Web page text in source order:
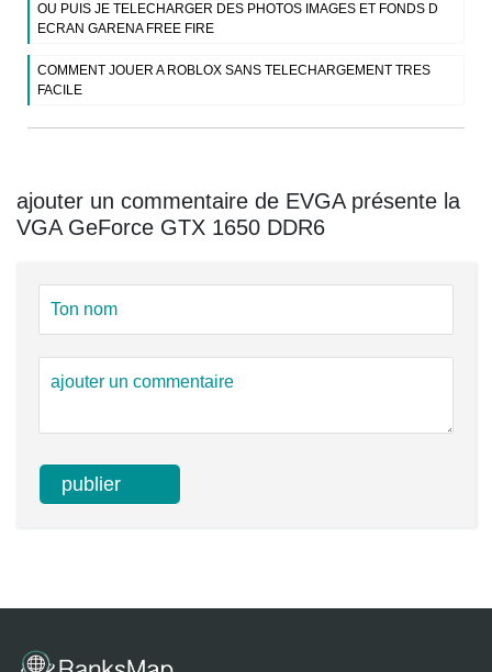
OU PUIS JE TELECHARGER DES PHOTOS IMAGES ET FONDS D
ECRAN GARENA FREE FIRE
COMMENT JOUER A ROBLOX SANS TELECHARGEMENT TRES
FACILE
ajouter un commentaire de EVGA présente la
VGA GeForce GTX 1650 DDR6